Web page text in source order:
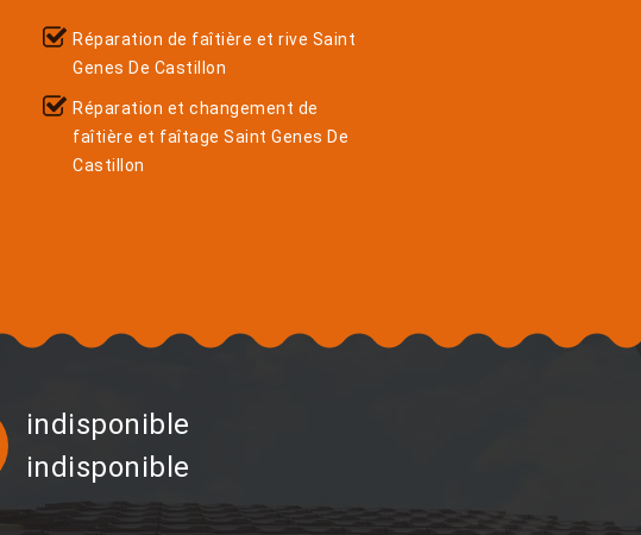
Réparation de faîtière et rive Saint
Genes De Castillon
Réparation et changement de
faîtière et faîtage Saint Genes De
Castillon
indisponible
indisponible